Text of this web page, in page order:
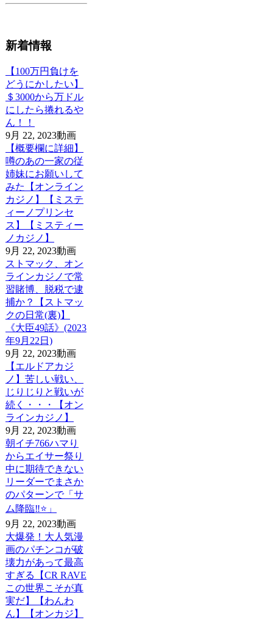
新着情報
【100万円負けを
どうにかしたい】
＄3000から万ドル
にしたら捲れるや
ん！！
9月 22, 2023動画
【概要欄に詳細】
噂のあの一家の従
姉妹にお願いして
みた【オンライン
カジノ】【ミステ
ィーノプリンセ
ス】【ミスティー
ノカジノ】
9月 22, 2023動画
ストマック、オン
ラインカジノで常
習賭博、脱税で逮
捕か？【ストマッ
クの日常(裏)】
《大臣49話》(2023
年9月22日)
9月 22, 2023動画
【エルドアカジ
ノ】苦しい戦い、
じりじりと戦いが
続く・・・【オン
ラインカジノ】
9月 22, 2023動画
朝イチ766ハマり
からエイサー祭り
中に期待できない
リーダーでまさか
のパターンで「サ
ム降臨‼️⭐️」
9月 22, 2023動画
大爆発！大人気漫
画のパチンコが破
壊力があって最高
すぎる【CR RAVE
この世界こそが真
実だ】【わんわ
ん】【オンカジ】